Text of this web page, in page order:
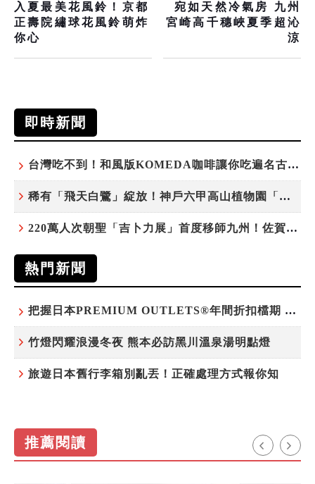
入夏最美花風鈴！京都
正壽院繡球花風鈴萌炸
你心
宛如天然冷氣房 九州
宮崎高千穗峽夏季超沁
涼
即時新聞
台灣吃不到！和風版KOMEDA咖啡讓你吃遍名古屋在地美食
稀有「飛天白鷺」綻放！神戶六甲高山植物園「鷺草」珍貴現身
220萬人次朝聖「吉卜力展」首度移師九州！佐賀站早鳥平日套票8/10搶先開賣
熱門新聞
把握日本PREMIUM OUTLETS®年間折扣檔期 越買越划算
竹燈閃耀浪漫冬夜 熊本必訪黑川溫泉湯明點燈
旅遊日本舊行李箱別亂丟！正確處理方式報你知
推薦閱讀